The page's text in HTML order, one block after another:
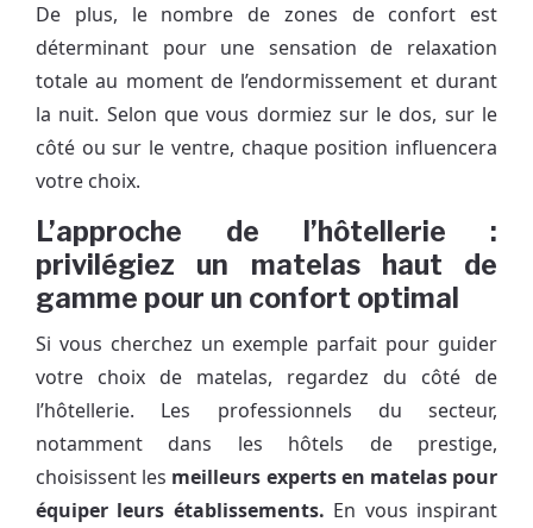
De plus, le nombre de zones de confort est
déterminant pour une sensation de relaxation
totale au moment de l’endormissement et durant
la nuit. Selon que vous dormiez sur le dos, sur le
côté ou sur le ventre, chaque position influencera
votre choix.
L’approche de l’hôtellerie :
privilégiez un matelas haut de
gamme pour un confort optimal
Si vous cherchez un exemple parfait pour guider
votre choix de matelas, regardez du côté de
l’hôtellerie. Les professionnels du secteur,
notamment dans les hôtels de prestige,
choisissent les meilleurs experts en matelas pour
équiper leurs établissements. En vous inspirant